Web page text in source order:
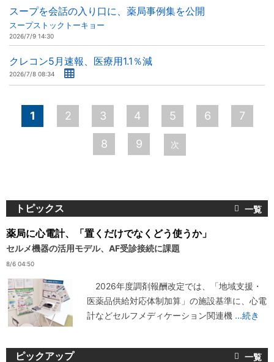
スープを会話の入り口に、薬局事例集を公開
スープストックトーキョー
2026/7/9 14:30
クレコン5月速報、医療用1.1％減
2026/7/8 08:34
ペ
ー
1 2 3 4 5 6 7
8 9 次
トピックス
薬局に心電計、「置くだけでなくどう使うか」
セルメ機器の活用モデル、AF受診接続に課題
8/6 04:50
2026年度調剤報酬改定では、「地域支援・
医薬品供給対応体制加算」の施設基準に、心電
計などセルフメディケーション関連機 ...続き
ピックアップ